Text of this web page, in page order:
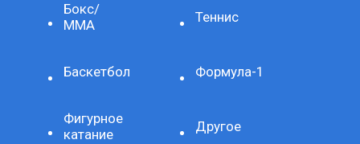
Бокс/
ММА
Теннис
Баскетбол Формула-1
Фигурное
катание
Другое